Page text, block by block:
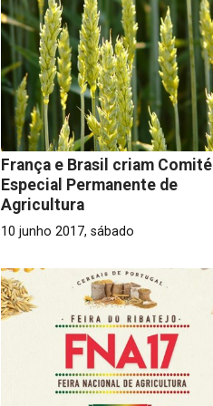
França e Brasil criam Comité
Especial Permanente de
Agricultura
10 junho 2017, sábado